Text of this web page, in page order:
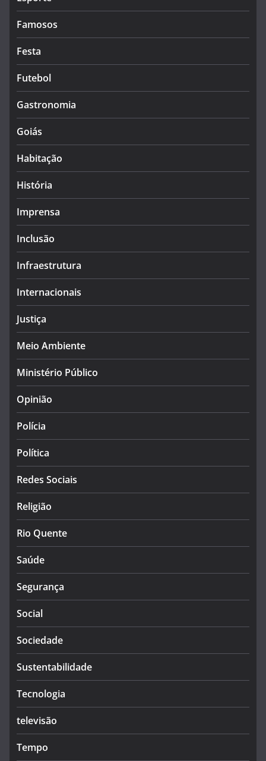
Famosos
Festa
Futebol
Gastronomia
Goiás
Habitação
História
Imprensa
Inclusão
Infraestrutura
Internacionais
Justiça
Meio Ambiente
Ministério Público
Opinião
Polícia
Política
Redes Sociais
Religião
Rio Quente
Saúde
Segurança
Social
Sociedade
Sustentabilidade
Tecnologia
televisão
Tempo